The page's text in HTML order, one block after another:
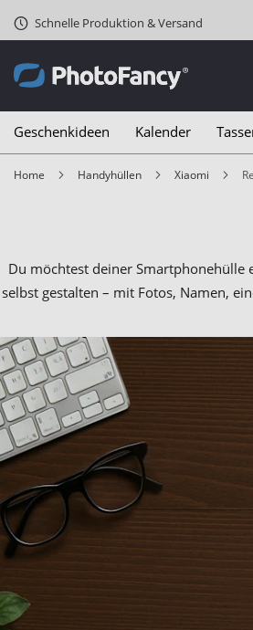
Schnelle Produktion & Versand
Geschenkideen Kalender
Home Handyhüllen Xiaomi
Du möchtest deiner Smartphonehülle
selbst gestalten – mit Fotos, Namen,